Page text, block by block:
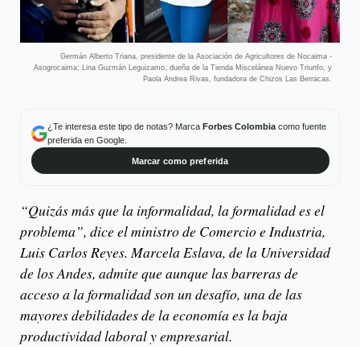
Germán Alberto Triana, presidente de la Asociación de Agricultores de Nocaima -
Asogrocaima; Lina Guzmán Leguizamo, dueña de la Tienda Miscelánea Nuevo Triunfo, y
Paola Andrea Rivas, fundadora de Chizos Las Berracas.
¿Te interesa este tipo de notas? Marca Forbes Colombiacomo fuente
preferida en Google.
Marcar como preferida
“Quizás más que la informalidad, la formalidad es el
problema”, dice el ministro de Comercio e Industria,
Luis Carlos Reyes. Marcela Eslava, de la Universidad
de los Andes, admite que aunque las barreras de
acceso a la formalidad son un desafío, una de las
mayores debilidades de la economía es la baja
productividad laboral y empresarial.